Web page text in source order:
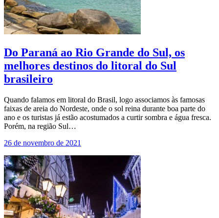
Do Paraná ao Rio Grande do Sul, os
melhores destinos do litoral do Sul
brasileiro
Quando falamos em litoral do Brasil, logo associamos às famosas
faixas de areia do Nordeste, onde o sol reina durante boa parte do
ano e os turistas já estão acostumados a curtir sombra e água fresca.
Porém, na região Sul…
26 de novembro de 2021